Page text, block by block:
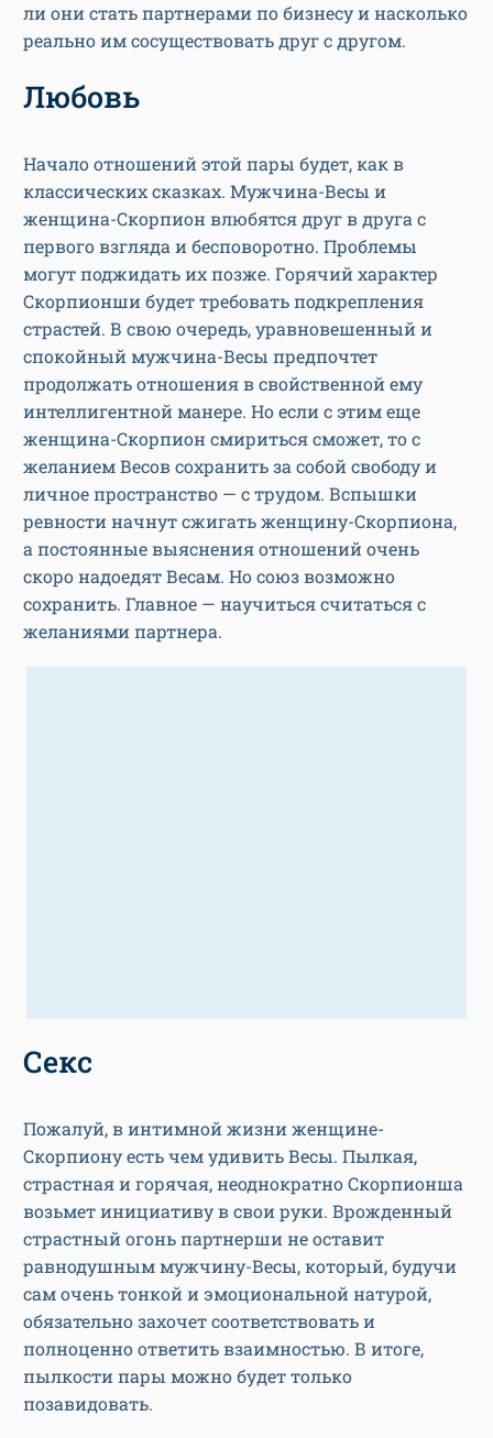
ли они стать партнерами по бизнесу и насколько
реально им сосуществовать друг с другом.
Любовь
Начало отношений этой пары будет, как в
классических сказках. Мужчина-Весы и
женщина-Скорпион влюбятся друг в друга с
первого взгляда и бесповоротно. Проблемы
могут поджидать их позже. Горячий характер
Скорпионши будет требовать подкрепления
страстей. В свою очередь, уравновешенный и
спокойный мужчина-Весы предпочтет
продолжать отношения в свойственной ему
интеллигентной манере. Но если с этим еще
женщина-Скорпион смириться сможет, то с
желанием Весов сохранить за собой свободу и
личное пространство — с трудом. Вспышки
ревности начнут сжигать женщину-Скорпиона,
а постоянные выяснения отношений очень
скоро надоедят Весам. Но союз возможно
сохранить. Главное — научиться считаться с
желаниями партнера.
Секс
Пожалуй, в интимной жизни женщине-
Скорпиону есть чем удивить Весы. Пылкая,
страстная и горячая, неоднократно Скорпионша
возьмет инициативу в свои руки. Врожденный
страстный огонь партнерши не оставит
равнодушным мужчину-Весы, который, будучи
сам очень тонкой и эмоциональной натурой,
обязательно захочет соответствовать и
полноценно ответить взаимностью. В итоге,
пылкости пары можно будет только
позавидовать.